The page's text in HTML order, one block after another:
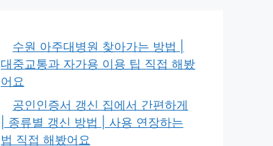
수원 아주대병원 찾아가는 방법 |
대중교통과 자가용 이용 팁 직접 해봤
어요
공인인증서 갱신 집에서 간편하게
| 종류별 갱신 방법 | 사용 연장하는
법 직접 해봤어요